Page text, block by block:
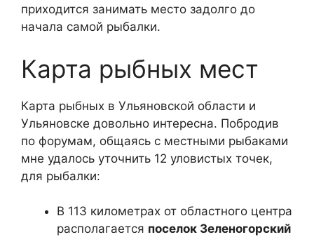
приходится занимать место задолго до
начала самой рыбалки.
Карта рыбных мест
Карта рыбных в Ульяновской области и
Ульяновске довольно интересна. Побродив
по форумам, общаясь с местными рыбаками
мне удалось уточнить 12 уловистых точек,
для рыбалки:
В 113 километрах от областного центра
располагается поселок Зеленогорский